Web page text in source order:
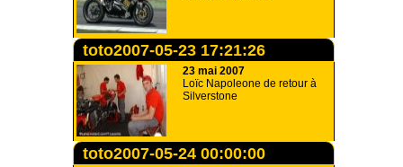
toto2007-05-23 17:21:26
23 mai 2007
Loïc Napoleone de retour à
Silverstone
toto2007-05-24 00:00:00